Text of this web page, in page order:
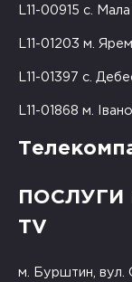
L11-00915 с.
L11-01203 м.
L11-01397 с.
L11-01868 м.
ПОСЛУГИ
TV
м. Бурштин, вул.